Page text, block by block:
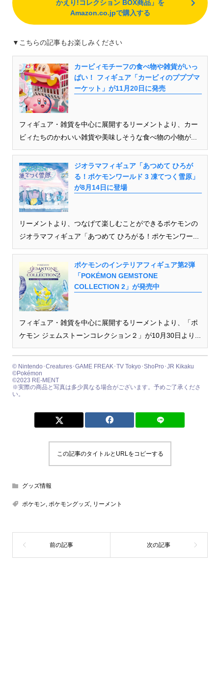
かえり!コレクション BOX商品」を
Amazon.co.jpで購入する
▼こちらの記事もお楽しみください
カービィモチーフの食べ物や雑貨がいっ
ぱい！ フィギュア「カービィのプププマ
ーケット」が11月20日に発売
フィギュア・雑貨を中心に展開するリーメントより、カー
ビィたちのかわいい雑貨や美味しそうな食べ物の小物が...
ジオラマフィギュア「あつめて ひろが
る！ポケモンワールド 3 凍てつく雪原」
が8月14日に登場
リーメントより、つなげて楽しむことができるポケモンの
ジオラマフィギュア「あつめて ひろがる！ポケモンワー...
ポケモンのインテリアフィギュア第2弾
「POKÉMON GEMSTONE
COLLECTION 2」が発売中
フィギュア・雑貨を中心に展開するリーメントより、「ポ
ケモン ジェムストーンコレクション２」が10月30日より...
© Nintendo･Creatures･GAME FREAK･TV Tokyo･ShoPro･JR Kikaku
©Pokémon
©2023 RE-MENT
※実際の商品と写真は多少異なる場合がございます。予めご了承くださ
い。
この記事のタイトルとURLをコピーする
グッズ情報
ポケモン, ポケモングッズ, リーメント